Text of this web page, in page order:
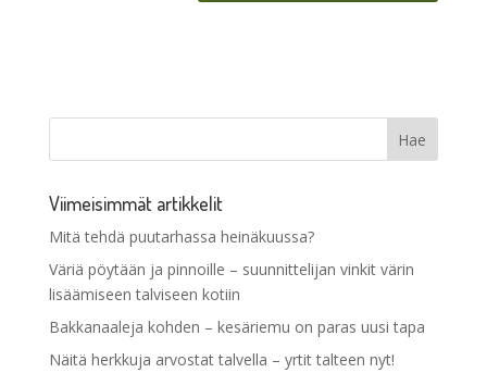
Viimeisimmät artikkelit
Mitä tehdä puutarhassa heinäkuussa?
Väriä pöytään ja pinnoille – suunnittelijan vinkit värin
lisäämiseen talviseen kotiin
Bakkanaaleja kohden – kesäriemu on paras uusi tapa
Näitä herkkuja arvostat talvella – yrtit talteen nyt!